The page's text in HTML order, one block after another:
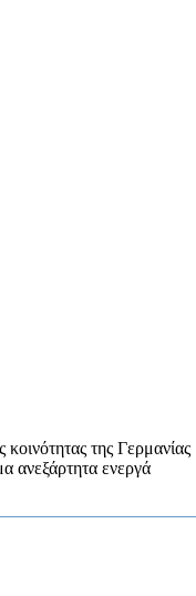
της Γερμανίας
ανεξάρτητα ενεργά